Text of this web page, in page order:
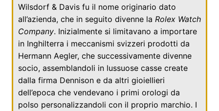
Wilsdorf & Davis fu il nome originario dato
all’azienda, che in seguito divenne la Rolex Watch
Company. Inizialmente si limitavano a importare
in Inghilterra i meccanismi svizzeri prodotti da
Hermann Aegler, che successivamente divenne
socio, assemblandoli in lussuose casse create
dalla firma Dennison e da altri gioiellieri
dell’epoca che vendevano i primi orologi da
polso personalizzandoli con il proprio marchio. I